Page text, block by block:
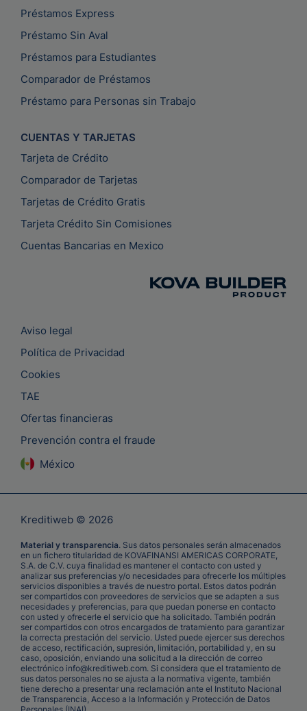
Préstamos Express
Préstamo Sin Aval
Préstamos para Estudiantes
Comparador de Préstamos
Préstamo para Personas sin Trabajo
CUENTAS Y TARJETAS
Tarjeta de Crédito
Comparador de Tarjetas
Tarjetas de Crédito Gratis
Tarjeta Crédito Sin Comisiones
Cuentas Bancarias en Mexico
Aviso legal
Política de Privacidad
Cookies
TAE
Ofertas financieras
Prevención contra el fraude
México
Kreditiweb © 2026
Material y transparencia. Sus datos personales serán almacenados
en un fichero titularidad de KOVAFINANSI AMERICAS CORPORATE,
S.A. de C.V. cuya finalidad es mantener el contacto con usted y
analizar sus preferencias y/o necesidades para ofrecerle los múltiples
servicios disponibles a través de nuestro portal. Estos datos podrán
ser compartidos con proveedores de servicios que se adapten a sus
necesidades y preferencias, para que puedan ponerse en contacto
con usted y ofrecerle el servicio que ha solicitado. También podrán
ser compartidos con otros encargados de tratamiento para garantizar
la correcta prestación del servicio. Usted puede ejercer sus derechos
de acceso, rectificación, supresión, limitación, portabilidad y, en su
caso, oposición, enviando una solicitud a la dirección de correo
electrónico info@kreditiweb.com. Si considera que el tratamiento de
sus datos personales no se ajusta a la normativa vigente, también
tiene derecho a presentar una reclamación ante el Instituto Nacional
de Transparencia, Acceso a la Información y Protección de Datos